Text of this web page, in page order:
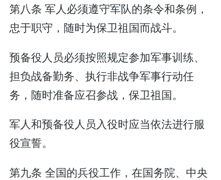
第八条 军人必须遵守军队的条令和条例，
忠于职守，随时为保卫祖国而战斗。
预备役人员必须按照规定参加军事训练、
担负战备勤务、执行非战争军事行动任
务，随时准备应召参战，保卫祖国。
军人和预备役人员入役时应当依法进行服
役宣誓。
第九条 全国的兵役工作，在国务院、中央